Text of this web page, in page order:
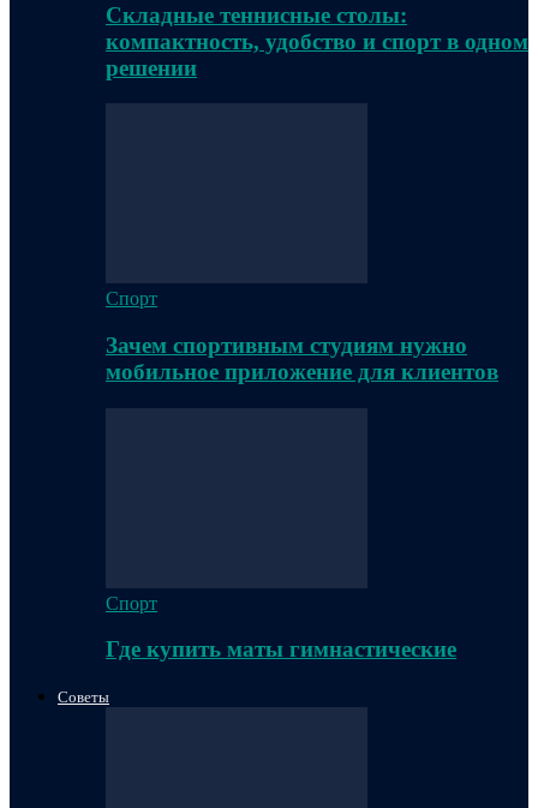
Складные теннисные столы:
компактность, удобство и спорт в одном
решении
Спорт
Зачем спортивным студиям нужно
мобильное приложение для клиентов
Спорт
Где купить маты гимнастические
Советы